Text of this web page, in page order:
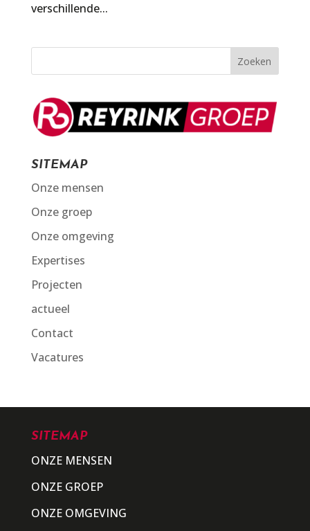
verschillende...
SITEMAP
Onze mensen
Onze groep
Onze omgeving
Expertises
Projecten
actueel
Contact
Vacatures
SITEMAP
ONZE MENSEN
ONZE GROEP
ONZE OMGEVING